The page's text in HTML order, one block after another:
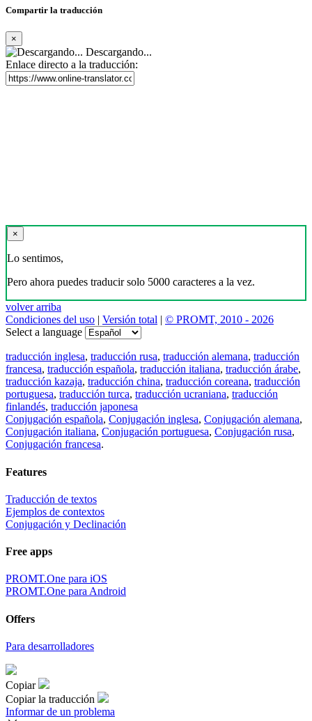
Compartir la traducción
×
Descargando...
Enlace directo a la traducción:
×
Lo sentimos,
Pero ahora puedes traducir solo 5000 caracteres a la vez.
volver arriba
Condiciones del uso | Versión total | © PROMT, 2010 - 2026
Select a language
traducción inglesa, traducción rusa, traducción alemana, traducción
francesa, traducción española, traducción italiana, traducción árabe,
traducción kazaja, traducción china, traducción coreana, traducción
portuguesa, traducción turca, traducción ucraniana, traducción
finlandés, traducción japonesa
Conjugación española, Conjugación inglesa, Conjugación alemana,
Conjugación italiana, Conjugación portuguesa, Conjugación rusa,
Conjugación francesa.
Features
Traducción de textos
Ejemplos de contextos
Conjugación y Declinación
Free apps
PROMT.One para iOS
PROMT.One para Android
Offers
Para desarrolladores
Copiar
Copiar la traducción
Informar de un problema